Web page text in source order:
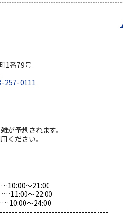
1番79号
257-0111
が予想されます。
ください。
～21:00
～22:00
～24:00